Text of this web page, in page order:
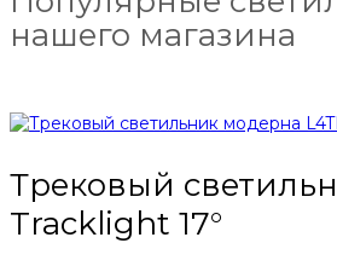
нашего магазина
Трековый
Tracklight 17°